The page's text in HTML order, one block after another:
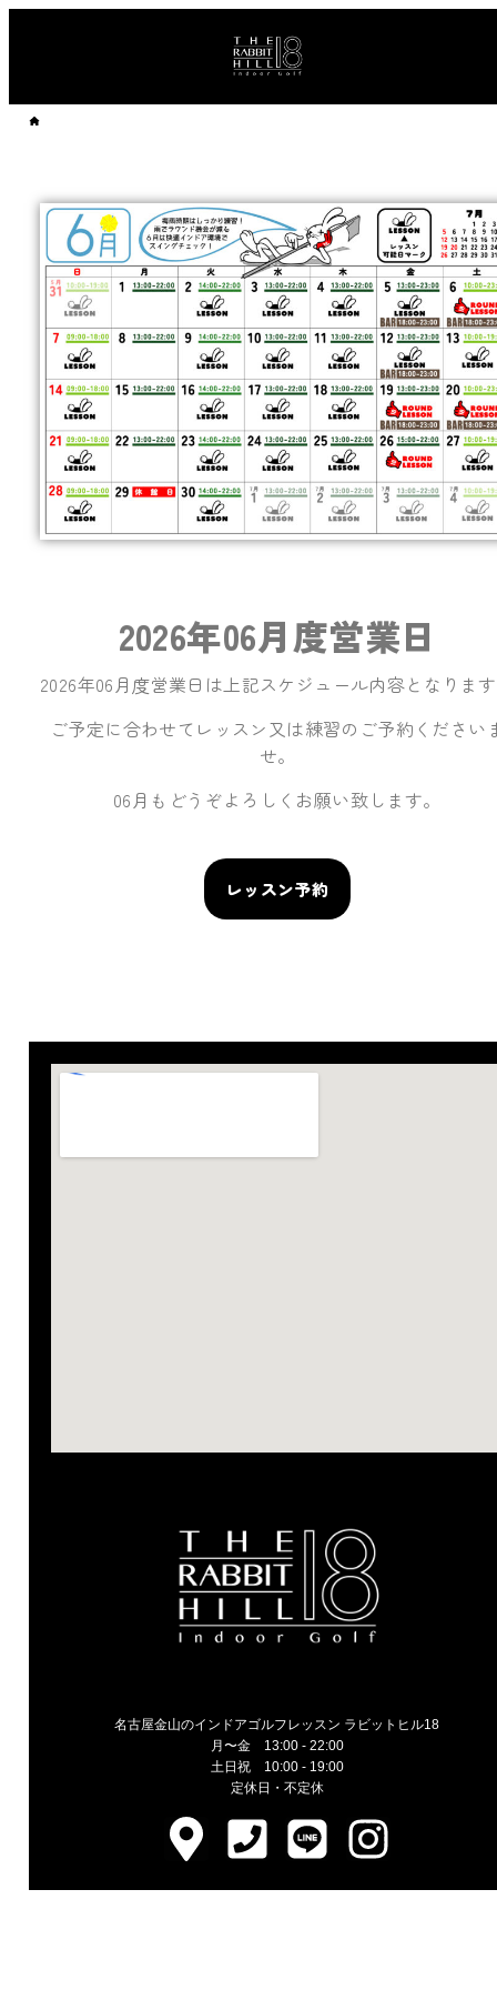
2026年06月度営業日
2026年06月度営業日は上記スケジュール内容となりま
ご予定に合わせてレッスン又は練習のご予約ください
せ。
06月もどうぞよろしくお願い致します。
レッスン予約
名古屋金山のインドアゴルフレッスン ラビットヒル18
月〜金 13:00 - 22:00
土日祝 10:00 - 19:00
定休日・不定休